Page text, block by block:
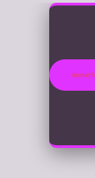
Anasayfa